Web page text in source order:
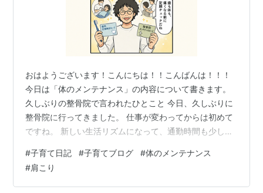
おはようございます！こんにちは！！こんばんは！！！
今日は「体のメンテナンス」の内容について書きます。
久しぶりの整骨院で言われたひとこと 今日、久しぶりに
整骨院に行ってきました。 仕事が変わってからは初めて
ですね。 新しい生活リズムになって、通勤時間も少し伸
うなとは思っていました。 ただ、自分ではそこまで「肩
が凝っている！」という感覚はなかったんです。 ところ
が先生に体を見てもらったら、ひとこと。 「けっこう凝
#子育て日記 #子育てブログ #体のメンテナンス
#肩こり